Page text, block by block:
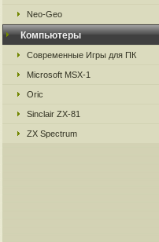
Neo-Geo
Компьютеры
Современные Игры для ПК
Microsoft MSX-1
Oric
Sinclair ZX-81
ZX Spectrum